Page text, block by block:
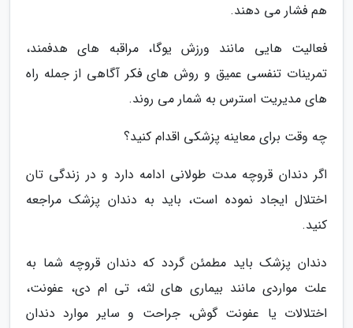
هم فشار می دهند.
فعالیت هایی مانند ورزش یوگا، مراقبه های هدفمند،
تمرینات تنفسی عمیق و روش های فکر آگاهی از جمله راه
های مدیریت استرس به شمار می روند.
چه وقت برای معاینه پزشکی اقدام کنید؟
اگر دندان قروچه مدت طولانی ادامه دارد و در زندگی تان
اختلال ایجاد نموده است، باید به دندان پزشک مراجعه
کنید.
دندان پزشک باید مطمئن گردد که دندان قروچه شما به
علت مواردی مانند بیماری های لثه، تی ام دی، عفونت،
اختلالات یا عفونت گوش، جراحت و سایر موارد دندان